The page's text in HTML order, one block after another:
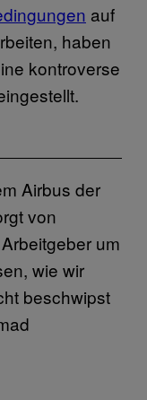
auf
haben
kontroverse
Airbus der
von
um
wie wir
beschwipst